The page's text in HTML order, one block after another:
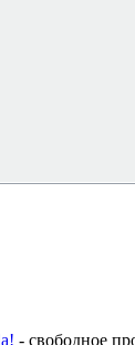
- свободное